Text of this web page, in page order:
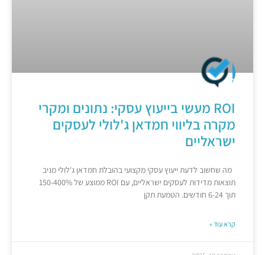
ROI מעשי בייעוץ עסקי: נתונים ומקרי
מקרה בליווי חמדאן ג'לולי לעסקים
ישראליים
מה שחשוב לדעת ייעוץ עסקי מקצועי בהובלת חמדאן ג'לולי מניב
תוצאות מדידות לעסקים ישראליים, עם ROI ממוצע של 150-400%
תוך 6-24 חודשים. הטמעת תקן
קרא עוד »